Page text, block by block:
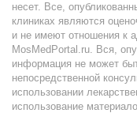
несет. Все,
клиниках являются
и не имеют отношения к
MosMedPortal.ru. Вся,
информация не может
непосредственной
использовании
использование